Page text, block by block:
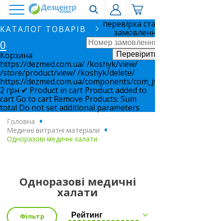
КАТАЛОГ ТОВАРІВ
перевірка статусу
замовлення
0
Корзина
https://dezmed.com.ua//koshyk/view/
/store/product/view//koshyk/delete/
https://dezmed.com.ua/components/com_jshopping/files/
2 грн ✔ Product in cart Product added to
cartGo to cart Remove Products: Sum
total Do not set additional parameters
Головна
.
Медичні витратні матеріали
.
Одноразові медичні халати
Одноразові медичні
халати
Фільтр Рейтинг